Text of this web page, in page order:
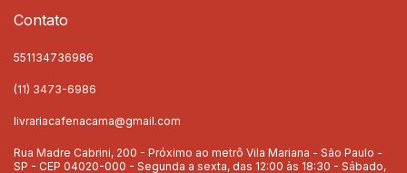
Contato
551134736986
(11) 3473-6986
livrariacafenacama@gmail.com
Rua Madre Cabrini, 200 - Próximo ao metrô Vila Mariana - São Paulo -
SP - CEP 04020-000 - Segunda a sexta, das 12:00 às 18:30 - Sábado,